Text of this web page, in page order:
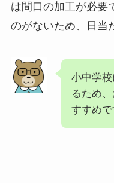
は間口の加工が必要
のがないため、日当
小中学
るため
すすめで